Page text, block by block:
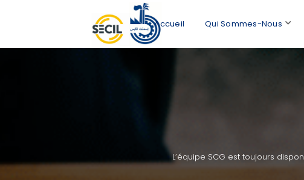
Accueil Qui Sommes-Nous
L’équipe SCG est toujours